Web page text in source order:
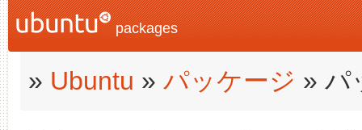
packages
» Ubuntu » パッケージ » パ